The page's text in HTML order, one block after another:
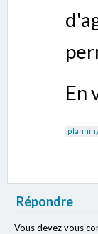
En
Répondre
Vous devez vous